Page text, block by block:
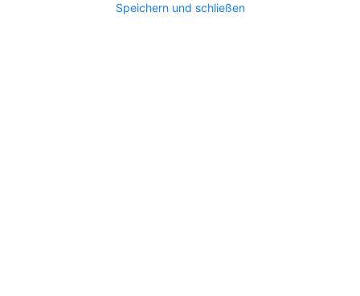
Speichern und schließen